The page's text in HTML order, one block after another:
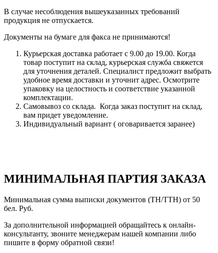
В случае несоблюдения вышеуказанных требований
продукция не отпускается.
Документы на бумаге для факса не принимаются!
Курьерская доставка работает с 9.00 до 19.00. Когда
товар поступит на склад, курьерская служба свяжется
для уточнения деталей. Специалист предложит выбрать
удобное время доставки и уточнит адрес. Осмотрите
упаковку на целостность и соответствие указанной
комплектации.
Самовывоз со склада. Когда заказ поступит на склад,
вам придет уведомление.
Индивидуальный вариант ( оговаривается заранее)
МИНИМАЛЬНАЯ ПАРТИЯ ЗАКАЗА
Минимальная сумма выписки документов (ТН/ТТН) от 50
бел. Руб.
За дополнительной информацией обращайтесь к онлайн-
консультанту, звоните менеджерам нашей компании либо
пишите в форму обратной связи!